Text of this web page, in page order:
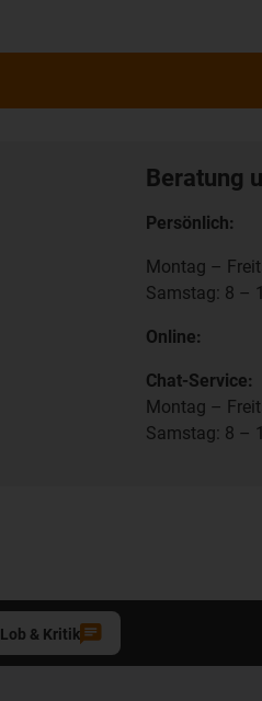
Beratung
Persönlich:
Montag –
Samstag: 8 –
Online:
Chat-Service:
Montag –
Samstag: 8 –
Lob & Kritik